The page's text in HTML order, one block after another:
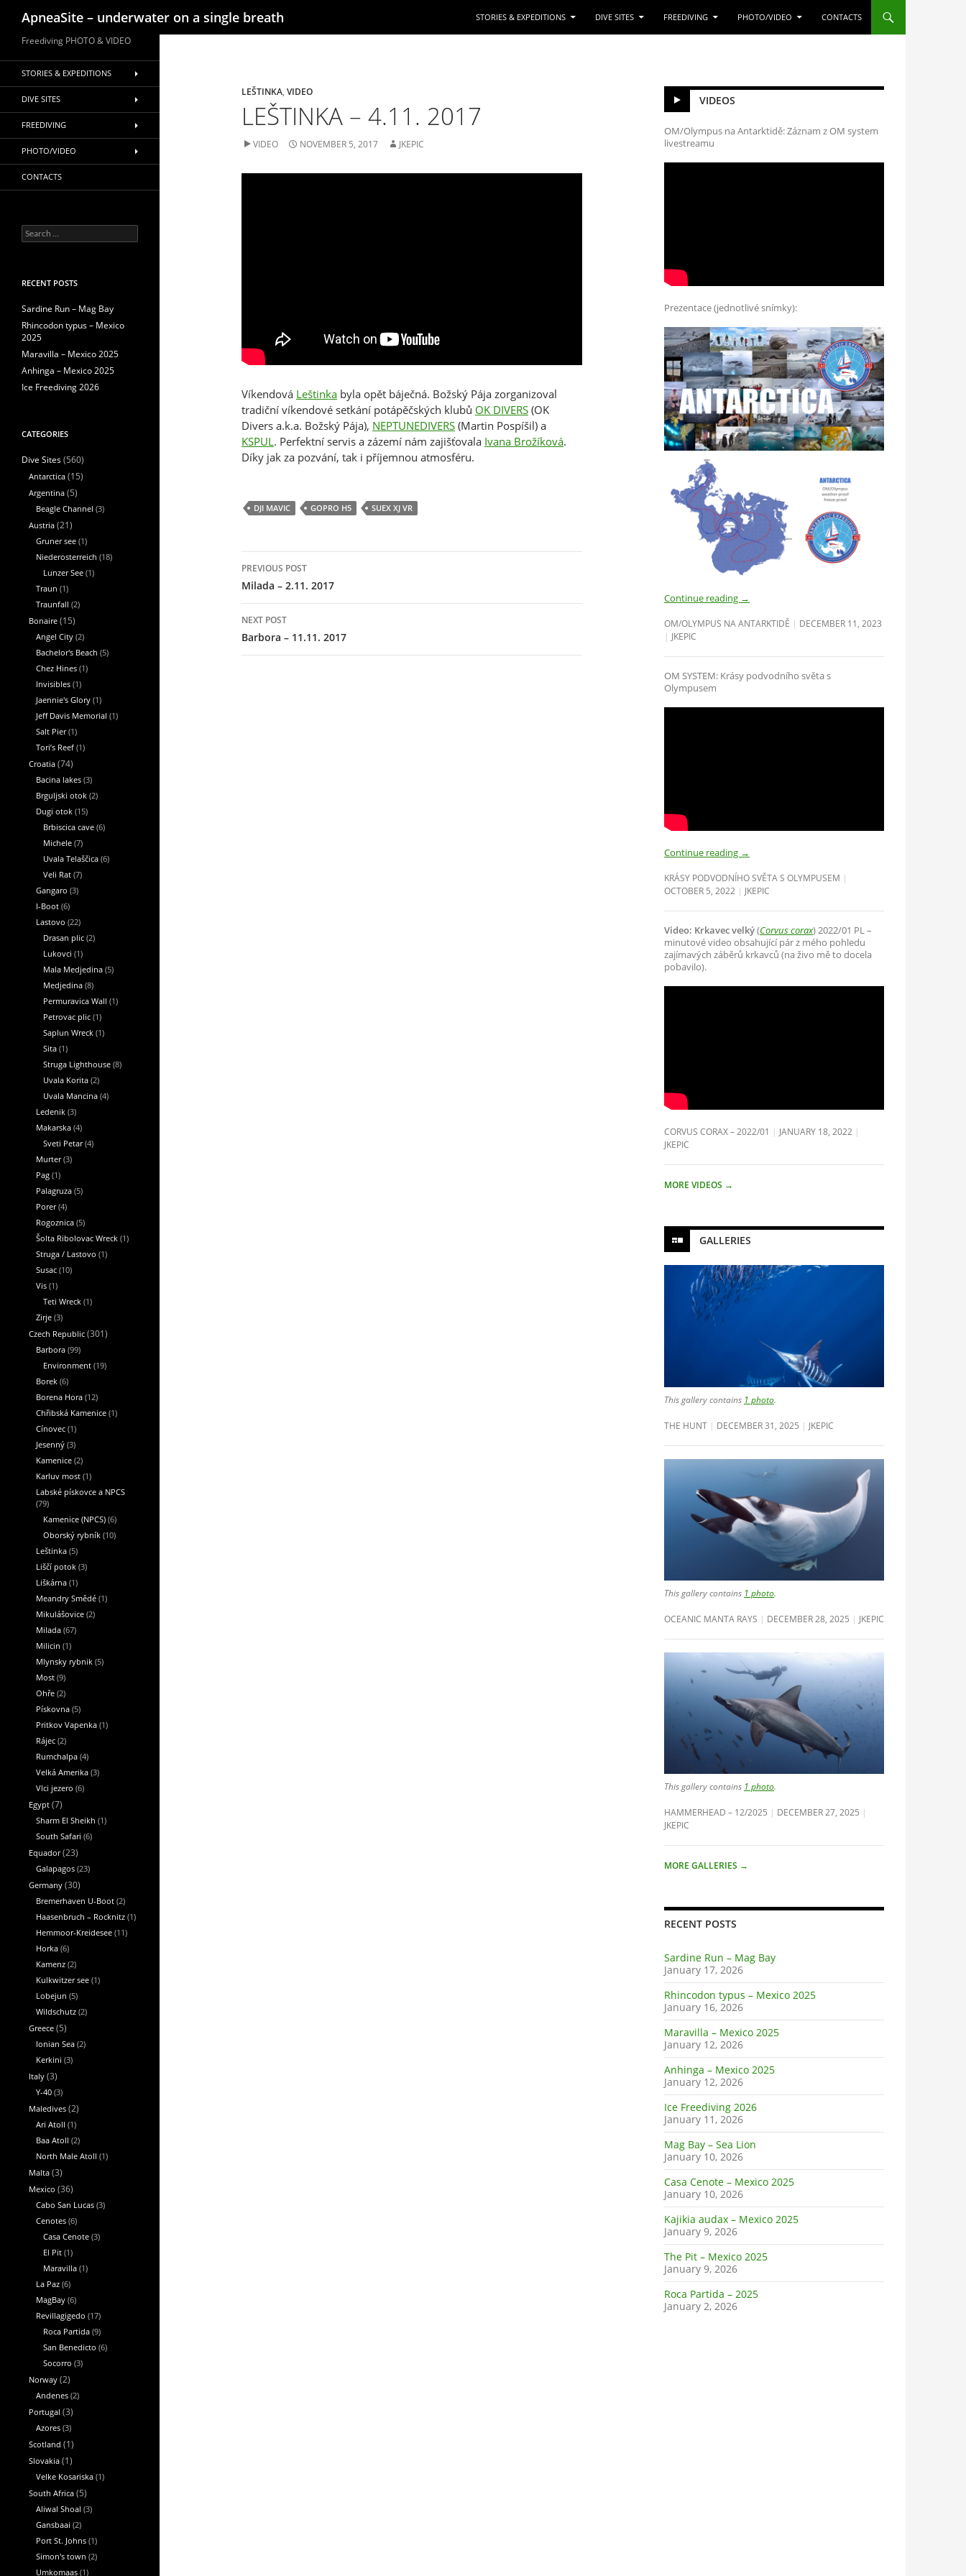
to
content
ApneaSite – underwater on a single breath STORIES & EXPEDITIONS DIVE SITES FREEDIVING PHOTO/VIDEO CONTACTS
LEŠTINKA VIDEO
LEŠTINKA – 4.11. 2017
VIDEO NOVEMBER 5, 2017 JKEPIC
Víkendová Leštinka byla opět báječná. Božský Pája zorganizoval
tradiční víkendové setkání potápěčských klubů OK DIVERS (OK
Divers a.k.a. Božský Pája), NEPTUNEDIVERS (Martin Pospíšil) a
KSPUL. Perfektní servis a zázemí nám zajišťovala Ivana Brožíková.
Díky jak za pozvání, tak i příjemnou atmosféru.
DJI MAVIC GOPRO H5 SUEX XJ VR
navigation
PREVIOUS POST
Milada – 2.11. 2017
NEXT POST
Barbora – 11.11. 2017
VIDEOS
OM/Olympus na Antarktidě: Záznam z OM system
livestreamu
Prezentace (jednotlivé snímky):
Continue reading →
OM/OLYMPUS NA ANTARKTIDĚ DECEMBER 11, 2023
JKEPIC
OM SYSTEM: Krásy podvodního světa s
Olympusem
Continue reading →
KRÁSY PODVODNÍHO SVĚTA S OLYMPUSEM
OCTOBER 5, 2022
JKEPIC
Video: Krkavec velký(Corvus corax) 2022/01 PL –
minutové video obsahující pár z mého pohledu
zajímavých záběrů krkavců (na živo mě to docela
pobavilo).
CORVUS CORAX – 2022/01 JANUARY 18, 2022
JKEPIC
MORE VIDEOS →
GALLERIES
This gallery contains 1 photo.
THE HUNT DECEMBER 31, 2025 JKEPIC
This gallery contains 1 photo.
OCEANIC MANTA RAYS DECEMBER 28, 2025 JKEPIC
This gallery contains 1 photo.
HAMMERHEAD – 12/2025 DECEMBER 27, 2025
JKEPIC
MORE GALLERIES →
RECENT POSTS
Sardine Run – Mag Bay
January 17, 2026
Rhincodon typus – Mexico 2025
January 16, 2026
Maravilla – Mexico 2025
January 12, 2026
Anhinga – Mexico 2025
January 12, 2026
Ice Freediving 2026
January 11, 2026
Mag Bay – Sea Lion
January 10, 2026
Casa Cenote – Mexico 2025
January 10, 2026
Kajikia audax – Mexico 2025
January 9, 2026
The Pit – Mexico 2025
January 9, 2026
Roca Partida – 2025
January 2, 2026
Freediving PHOTO & VIDEO
STORIES & EXPEDITIONS
DIVE SITES
FREEDIVING
PHOTO/VIDEO
CONTACTS
Search
for:
RECENT POSTS
Sardine Run – Mag Bay
Rhincodon typus – Mexico
2025
Maravilla – Mexico 2025
Anhinga – Mexico 2025
Ice Freediving 2026
CATEGORIES
Dive Sites (560)
Antarctica (15)
Argentina (5)
Beagle Channel (3)
Austria (21)
Gruner see (1)
Niederosterreich (18)
Lunzer See (1)
Traun (1)
Traunfall (2)
Bonaire (15)
Angel City (2)
Bachelor's Beach (5)
Chez Hines (1)
Invisibles (1)
Jaennie's Glory (1)
Jeff Davis Memorial (1)
Salt Pier(1)
Tori’s Reef (1)
Croatia (74)
Bacina lakes (3)
Brguljski otok (2)
Dugi otok (15)
Brbiscica cave (6)
Michele (7)
Uvala Telaščica (6)
Veli Rat (7)
Gangaro (3)
I-Boot (6)
Lastovo (22)
Drasan plic (2)
Lukovci (1)
Mala Medjedina (5)
Medjedina (8)
Permuravica Wall (1)
Petrovac plic (1)
Saplun Wreck (1)
Sita (1)
Struga Lighthouse (8)
Uvala Korita (2)
Uvala Mancina (4)
Ledenik (3)
Makarska (4)
Sveti Petar(4)
Murter(3)
Pag (1)
Palagruza (5)
Porer(4)
Rogoznica (5)
Šolta Ribolovac Wreck (1)
Struga / Lastovo (1)
Susac (10)
Vis (1)
Teti Wreck (1)
Zirje (3)
Czech Republic (301)
Barbora (99)
Environment (19)
Borek (6)
Borena Hora (12)
Chřibská Kamenice (1)
Cínovec (1)
Jesenný (3)
Kamenice (2)
Karluv most (1)
Labské pískovce a NPCS
(79)
Kamenice (NPCS) (6)
Oborský rybník (10)
Leštinka (5)
Liščí potok (3)
Liškárna (1)
Meandry Smědé (1)
Mikulášovice (2)
Milada (67)
Milicin (1)
Mlynsky rybnik (5)
Most (9)
Ohře (2)
Pískovna (5)
Pritkov Vapenka (1)
Rájec (2)
Rumchalpa (4)
Velká Amerika (3)
Vlci jezero (6)
Egypt (7)
Sharm El Sheikh (1)
South Safari (6)
Equador(23)
Galapagos (23)
Germany (30)
Bremerhaven U-Boot (2)
Haasenbruch – Rocknitz (1)
Hemmoor-Kreidesee (11)
Horka (6)
Kamenz (2)
Kulkwitzer see (1)
Lobejun (5)
Wildschutz (2)
Greece (5)
Ionian Sea (2)
Kerkini (3)
Italy (3)
Y-40 (3)
Maledives (2)
Ari Atoll (1)
Baa Atoll (2)
North Male Atoll (1)
Malta (3)
Mexico (36)
Cabo San Lucas (3)
Cenotes (6)
Casa Cenote (3)
El Pit (1)
Maravilla (1)
La Paz (6)
MagBay (6)
Revillagigedo (17)
Roca Partida (9)
San Benedicto (6)
Socorro (3)
Norway (2)
Andenes (2)
Portugal (3)
Azores (3)
Scotland (1)
Slovakia (1)
Velke Kosariska (1)
South Africa (5)
Aliwal Shoal (3)
Gansbaai (2)
Port St. Johns (1)
Simon's town (2)
Umkomaas (1)